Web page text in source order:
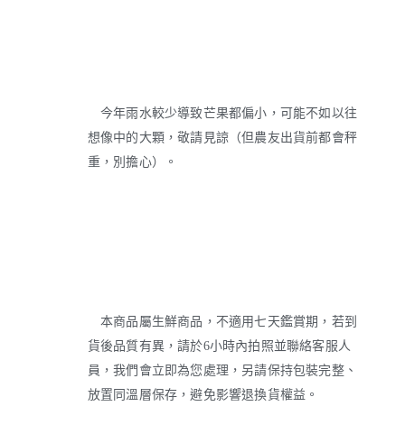
今年雨水較少導致芒果都偏小，可能不如以往
想像中的大顆，敬請見諒（但農友出貨前都會秤
重，別擔心）。
本商品屬生鮮商品，不適用七天鑑賞期，若到
貨後品質有異，請於6小時內拍照並聯絡客服人
員，我們會立即為您處理，另請保持包裝完整、
放置同溫層保存，避免影響退換貨權益。